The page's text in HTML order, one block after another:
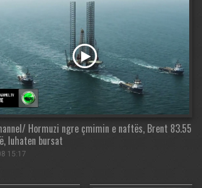
Hormuzi ngre çmimin e naftës, Brent 83.55
luhaten bursat
15:17